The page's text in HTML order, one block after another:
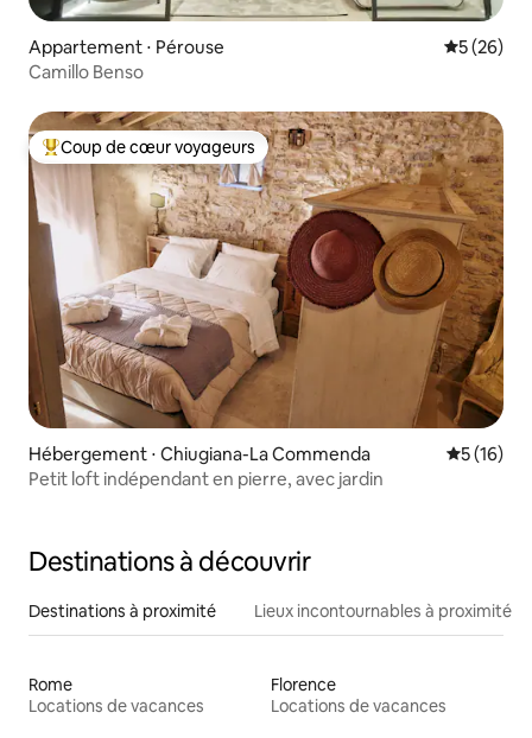
Appartement ⋅ Pérouse
5 (26)
Camillo Benso
Coups de cœur voyageurs les plus appréciés
Coup de cœur voyageurs
Hébergement ⋅ Chiugiana-La Commenda
5 (16)
Petit loft indépendant en pierre, avec jardin
Destinations à découvrir
Destinations à proximité Lieux incontournables à proximité
Rome
Locations de vacances
Florence
Locations de vacances